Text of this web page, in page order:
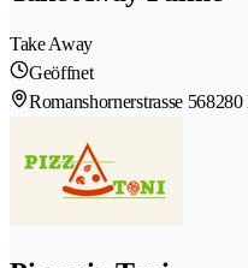
Take Away
Geöffnet
Romanshornerstrasse 568280